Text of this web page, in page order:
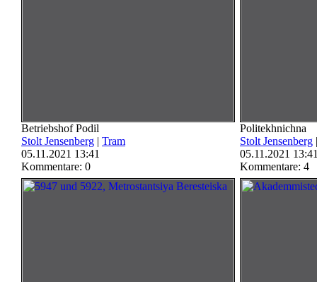
Betriebshof Podil
Stolt Jensenberg | Tram
05.11.2021 13:41
Kommentare: 0
Politekhnichna
Stolt Jensenberg
05.11.2021
Kommentare: 4